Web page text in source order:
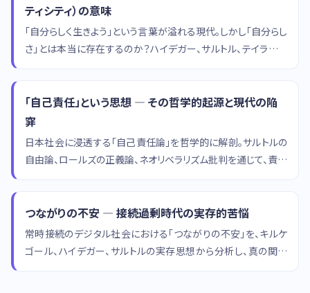
ティシティ）の意味
「自分らしく生きよう」という言葉が溢れる現代。しかし「自分らし
さ」とは本当に存在するのか？ハイデガー、サルトル、テイラーの
「自己責任」という思想 — その哲学的起源と現代の陥
穽
日本社会に浸透する「自己責任論」を哲学的に解剖。サルトルの
自由論、ロールズの正義論、ネオリベラリズム批判を通じて、責任
つながりの不安 — 接続過剰時代の実存的苦悩
常時接続のデジタル社会における「つながりの不安」を、キルケ
ゴール、ハイデガー、サルトルの実存思想から分析し、真の関係